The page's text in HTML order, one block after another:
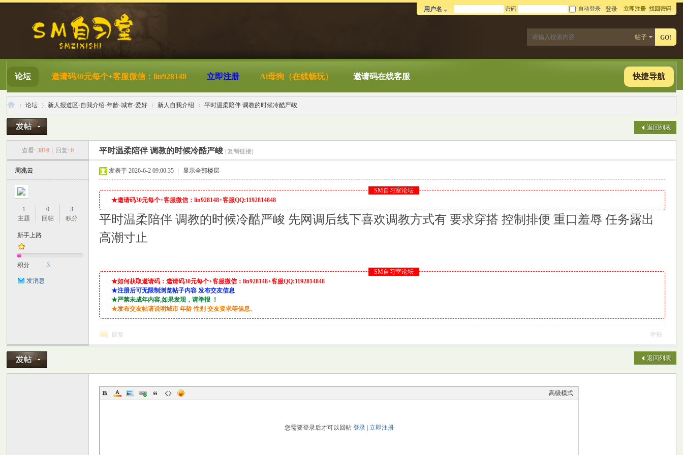
用户名 密码 自动登录 登录 立即注册 找回密码
帖子 GO!
快捷导航
论坛 邀请码30元每个+客服微信：lin928148 立即注册 Ai母狗（在线畅玩） 邀请码在线客服
自
论坛
›
新人报道区-自我介绍-年龄-城市-爱好
›
新人自我介绍
›
平时温柔陪伴 调教的时候冷酷严峻
返回列表
查看: 3816 回复: 0 平时温柔陪伴 调教的时候冷酷严峻 [复制链接]
周兆云
1
主题
0
回帖
3
积分
新手上路
积分 3
发消息
发表于 2026-6-2 09:00:35 显示全部楼层
SM自习室论坛
★邀请码30元每个+客服微信：lin928148+客服QQ:1192814848
平时温柔陪伴 调教的时候冷酷严峻 先网调后线下喜欢调教方式有 要求穿搭 控制排便 重口羞辱 任务露出
高潮寸止
SM自习室论坛
★如何获取邀请码：邀请码30元每个+客服微信：lin928148+客服QQ:1192814848
★注册后可无限制浏览帖子内容 发布交友信息
★严禁未成年内容,如果发现，请举报 ！
★发布交友帖请说明城市 年龄 性别 交友要求等信息。
回复 举报
返回列表
高级模式
您需要登录后才可以回帖 登录| 立即注册